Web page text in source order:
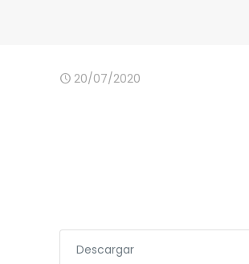
20/07/2020
Descargar